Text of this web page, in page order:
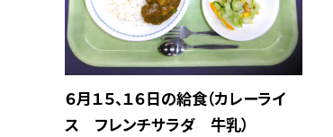
６月１５、１６日の給食（カレーライ
ス フレンチサラダ 牛乳）